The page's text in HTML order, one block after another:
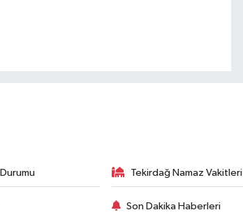
Tekirdağ Namaz Vakitleri
Son Dakika Haberleri